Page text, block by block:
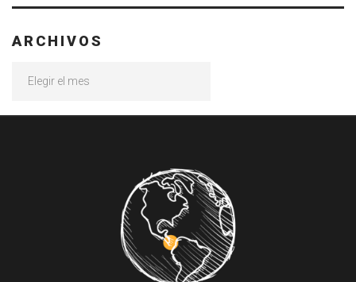
ARCHIVOS